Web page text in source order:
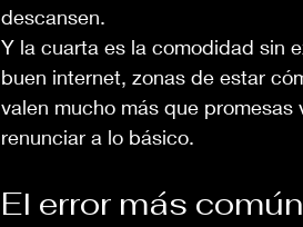
descansen.
Y la cuarta es la comodidad sin
buen internet, zonas de estar
valen mucho más que
renunciar a lo básico.
El error más